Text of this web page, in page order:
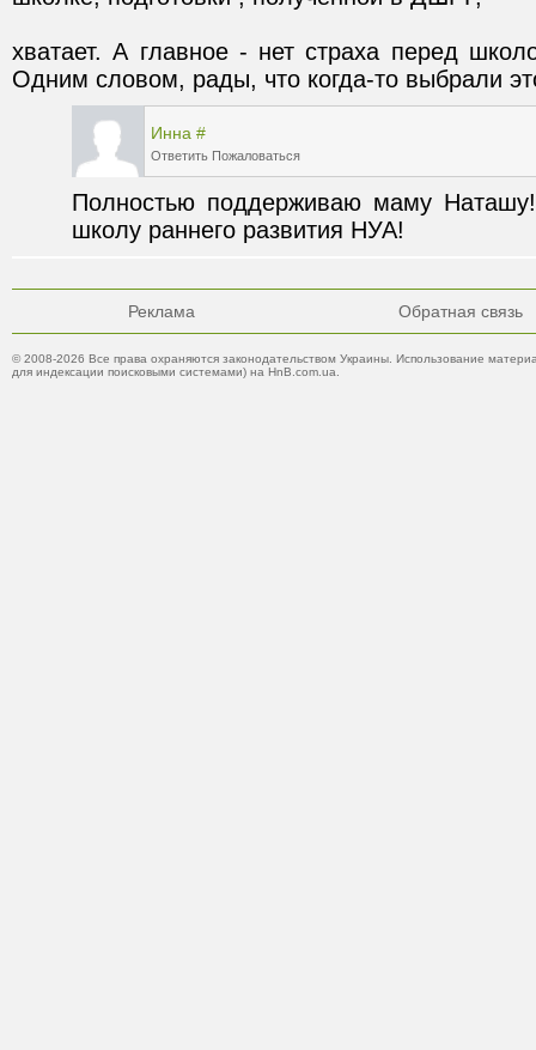
хватает. А главное - нет страха перед
Одним словом, рады, что когда-то выбрали
Инна #
Ответить Пожаловаться
Полностью поддерживаю маму
школу раннего развития НУА!
Реклама Обратная связь
© 2008-2026 Все права охраняются законодательством Украины. Использование
для индексации поисковыми системами) на HnB.com.ua.